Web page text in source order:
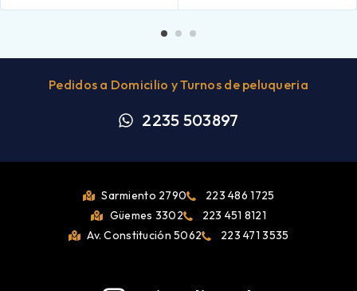
Pedidos a Domicilio y Turnos de peluqueria
2235 503897
Sarmiento 2790
223 486 1725
Güemes 3302
223 451 8121
Av. Constitución 5062
223 471 3535